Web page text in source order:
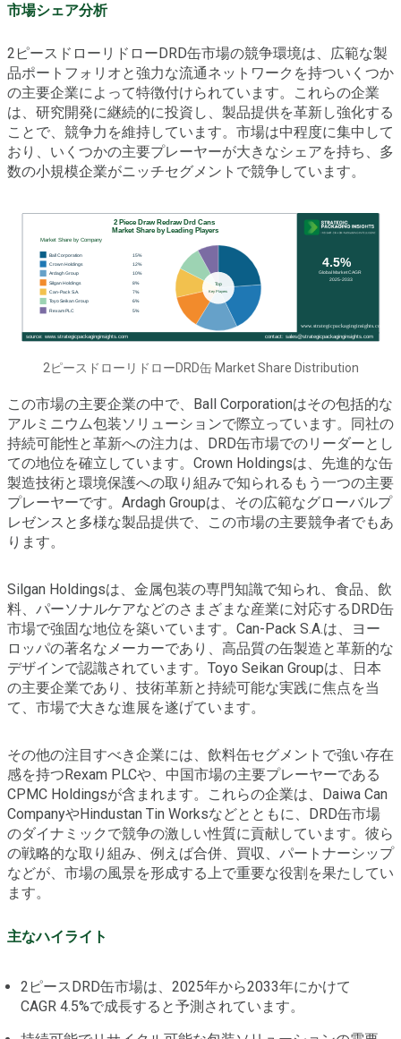
市場シェア分析
2ピースドローリドローDRD缶市場の競争環境は、広範な製
品ポートフォリオと強力な流通ネットワークを持ついくつか
の主要企業によって特徴付けられています。これらの企業
は、研究開発に継続的に投資し、製品提供を革新し強化する
ことで、競争力を維持しています。市場は中程度に集中して
おり、いくつかの主要プレーヤーが大きなシェアを持ち、多
数の小規模企業がニッチセグメントで競争しています。
2ピースドローリドローDRD缶 Market Share Distribution
この市場の主要企業の中で、Ball Corporationはその包括的な
アルミニウム包装ソリューションで際立っています。同社の
持続可能性と革新への注力は、DRD缶市場でのリーダーとし
ての地位を確立しています。Crown Holdingsは、先進的な缶
製造技術と環境保護への取り組みで知られるもう一つの主要
プレーヤーです。Ardagh Groupは、その広範なグローバルプ
レゼンスと多様な製品提供で、この市場の主要競争者でもあ
ります。
Silgan Holdingsは、金属包装の専門知識で知られ、食品、飲
料、パーソナルケアなどのさまざまな産業に対応するDRD缶
市場で強固な地位を築いています。Can-Pack S.A.は、ヨー
ロッパの著名なメーカーであり、高品質の缶製造と革新的な
デザインで認識されています。Toyo Seikan Groupは、日本
の主要企業であり、技術革新と持続可能な実践に焦点を当
て、市場で大きな進展を遂げています。
その他の注目すべき企業には、飲料缶セグメントで強い存在
感を持つRexam PLCや、中国市場の主要プレーヤーである
CPMC Holdingsが含まれます。これらの企業は、Daiwa Can
CompanyやHindustan Tin Worksなどとともに、DRD缶市場
のダイナミックで競争の激しい性質に貢献しています。彼ら
の戦略的な取り組み、例えば合併、買収、パートナーシップ
などが、市場の風景を形成する上で重要な役割を果たしてい
ます。
主なハイライト
2ピースDRD缶市場は、2025年から2033年にかけて
CAGR 4.5%で成長すると予測されています。